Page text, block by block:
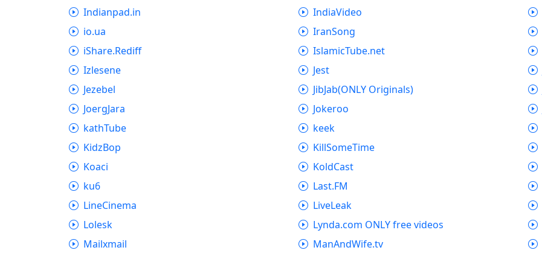
Indianpad.in
IndiaVideo
io.ua
IranSong
iShare.Rediff
IslamicTube.net
Izlesene
Jest
Jezebel
JibJab(ONLY Originals)
JoergJara
Jokeroo
kathTube
keek
KidzBop
KillSomeTime
Koaci
KoldCast
ku6
Last.FM
LineCinema
LiveLeak
Lolesk
Lynda.com ONLY free videos
Mailxmail
ManAndWife.tv